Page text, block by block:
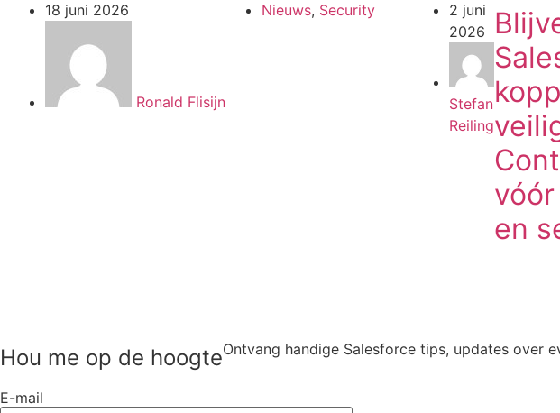
18 juni 2026
Ronald Flisijn
Nieuws, Security
2 juni
2026
Stefan
Reiling
en
Hou me op de hoogteOntvang handige Salesforce tips, updates over
E-mail